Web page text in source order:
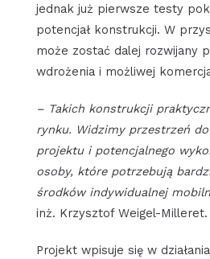
jednak już pierwsze testy
potencjał konstrukcji. W
może zostać dalej rozwijany
wdrożenia i możliwej
– Takich konstrukcji
rynku. Widzimy przestrzeń
projektu i potencjalnego
osoby, które potrzebują
środków indywidualnej
inż. Krzysztof Weigel-Milleret.
Projekt wpisuje się w